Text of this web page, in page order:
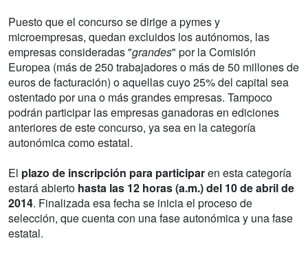
Puesto que el concurso se dirige a pymes y
microempresas, quedan excluidos los autónomos, las
empresas consideradas "grandes" por la Comisión
Europea (más de 250 trabajadores o más de 50 millones de
euros de facturación) o aquellas cuyo 25% del capital sea
ostentado por una o más grandes empresas. Tampoco
podrán participar las empresas ganadoras en ediciones
anteriores de este concurso, ya sea en la categoría
autonómica como estatal.
El plazo de inscripción para participaren esta categoría
estará abierto hasta las 12 horas (a.m.) del 10 de abril de
2014. Finalizada esa fecha se inicia el proceso de
selección, que cuenta con una fase autonómica y una fase
estatal.